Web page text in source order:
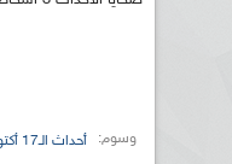
وسوم: أحداث الـ17 أكتوبر 1961